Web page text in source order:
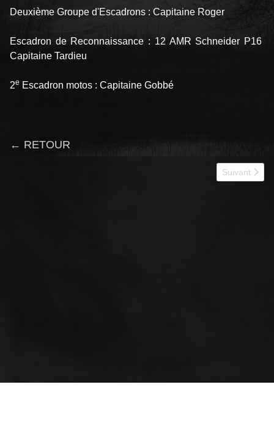
Deuxième Groupe d'Escadrons : Capitaine Roger
Escadron de Reconnaissance : 12 AMR Schneider P16
Capitaine Tardieu
2e Escadron motos : Capitaine Gobbé
← RETOUR
Article
Suivant